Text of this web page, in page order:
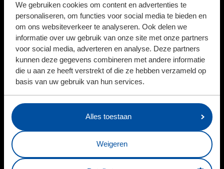
We gebruiken cookies om content en advertenties te
personaliseren, om functies voor social media te bieden en
om ons websiteverkeer te analyseren. Ook delen we
informatie over uw gebruik van onze site met onze partners
voor social media, adverteren en analyse. Deze partners
kunnen deze gegevens combineren met andere informatie
die u aan ze heeft verstrekt of die ze hebben verzameld op
basis van uw gebruik van hun services.
Alles toestaan
Weigeren
BUSINESSPARTNERS
PARTNERS